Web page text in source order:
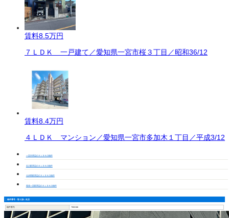
賃料8.5万円
７ＬＤＫ 一戸建て／愛知県一宮市桜３丁目／昭和36/12
賃料8.4万円
４ＬＤＫ マンション／愛知県一宮市多加木１丁目／平成3/12
一宮市周辺の５ＬＤＫの物件
石刀駅周辺の５ＬＤＫの物件
今伊勢駅周辺の５ＬＤＫの物件
尾張一宮駅周辺の５ＬＤＫの物件
物件番号・取り扱い支店
物件番号 7002106